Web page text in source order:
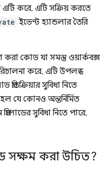
এটি করে, এটি সক্রিয় করতে
ইভেন্ট হ্যান্ডলার তৈরি
করা কোড যা সমস্ত ওয়ার্কবক্স
করে, এটি উপলব্ধ
প্রতিক্রিয়ার সুবিধা নিতে
যে কোনও অন্তর্নির্মিত
সুবিধা নিতে পারে,
সক্ষম করা উচিত?